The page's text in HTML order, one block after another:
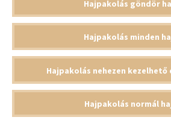
Hajpakolás göndör
Hajpakolás minden
Hajpakolás nehezen kezelhető
Hajpakolás normál